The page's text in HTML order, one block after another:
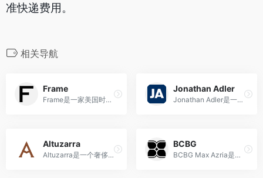
准快递费用。
相关导航
Frame
Frame是一家美国时尚品牌，以高品质的牛仔裤和现代经典单品闻名，将美式牛仔风格与欧洲时尚元素相融合。
Jonathan Adler
Jonathan Adler是一家美国家居与生活品牌，以现代、炫彩和幽默感为特色，提供创意十足的家居用品和装饰品。
Altuzarra
Altuzarra是一个奢侈的女士成衣和配饰系列品牌，以其独特的设计和豪华的面料而著称，为现代女性提供充满魅力的服装。
BCBG
BCBG Max Azria是由法国设计师Max Azria于1989年创立的时尚品牌，以融合现代感与优雅风格而备受瞩目。